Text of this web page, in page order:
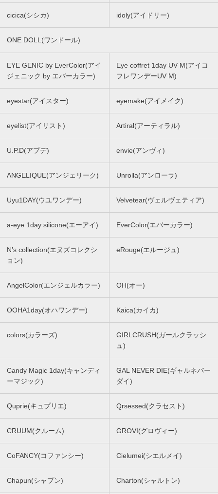
cicica(シシカ) idoly(アイドリー)
ONE DOLL(ワンドール)
EYE GENIC by EverColor(アイ
ジェニック by エバーカラー)
Eye coffret 1day UV M(アイコ
フレワンデーUV M)
eyestar(アイスター) eyemake(アイメイク)
eyelist(アイリスト) Artiral(アーティラル)
U.P.D(アプデ) envie(アンヴィ)
ANGELIQUE(アンジェリーク) Unrolla(アンローラ)
Uyu1DAY(ウユワンデー) Velvetear(ヴェルヴェティア)
a-eye 1day silicone(エーアイ) EverColor(エバーカラー)
N’s collection(エヌズコレクシ
ョン)
eRouge(エルージュ)
AngelColor(エンジェルカラー) OH(オー)
OOHA1day(オハワンデー) Kaica(カイカ)
colors(カラーズ)
GIRLCRUSH(ガールクラッシ
ュ)
Candy Magic 1day(キャンディ
ーマジック)
GAL NEVER DIE(ギャルネバー
ダイ)
Quprie(キュプリエ) Qrsessed(クラセスト)
CRUUM(クルーム) GROVI(グロヴィー)
CoFANCY(コファンシー) Cielumei(シエルメイ)
Chapun(シャプン) Charton(シャルトン)